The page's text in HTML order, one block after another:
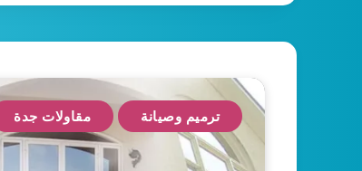
ترميم وصيانة مقاولات جدة